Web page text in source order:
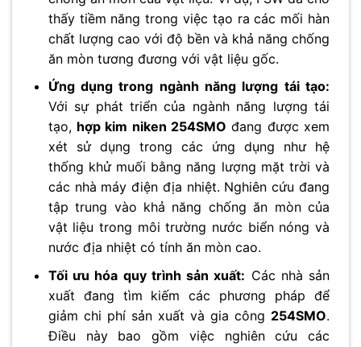
thấy tiềm năng trong việc tạo ra các mối hàn
chất lượng cao với độ bền và khả năng chống
ăn mòn tương đương với vật liệu gốc.
Ứng dụng trong ngành năng lượng tái tạo:
Với sự phát triển của ngành năng lượng tái
tạo, hợp kim niken 254SMO đang được xem
xét sử dụng trong các ứng dụng như hệ
thống khử muối bằng năng lượng mặt trời và
các nhà máy điện địa nhiệt. Nghiên cứu đang
tập trung vào khả năng chống ăn mòn của
vật liệu trong môi trường nước biển nóng và
nước địa nhiệt có tính ăn mòn cao.
Tối ưu hóa quy trình sản xuất: Các nhà sản
xuất đang tìm kiếm các phương pháp để
giảm chi phí sản xuất và gia công 254SMO.
Điều này bao gồm việc nghiên cứu các